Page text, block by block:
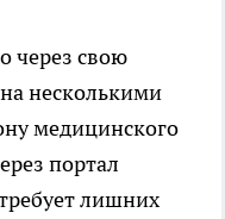
через свою
несколькими
медицинского
портал
лишних